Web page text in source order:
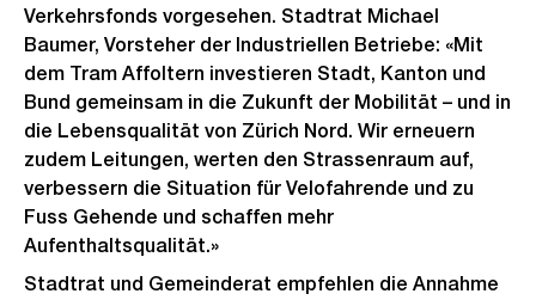
Verkehrsfonds vorgesehen. Stadtrat Michael
Baumer, Vorsteher der Industriellen Betriebe: «Mit
dem Tram Affoltern investieren Stadt, Kanton und
Bund gemeinsam in die Zukunft der Mobilität – und in
die Lebensqualität von Zürich Nord. Wir erneuern
zudem Leitungen, werten den Strassenraum auf,
verbessern die Situation für Velofahrende und zu
Fuss Gehende und schaffen mehr
Aufenthaltsqualität.»
Stadtrat und Gemeinderat empfehlen die Annahme